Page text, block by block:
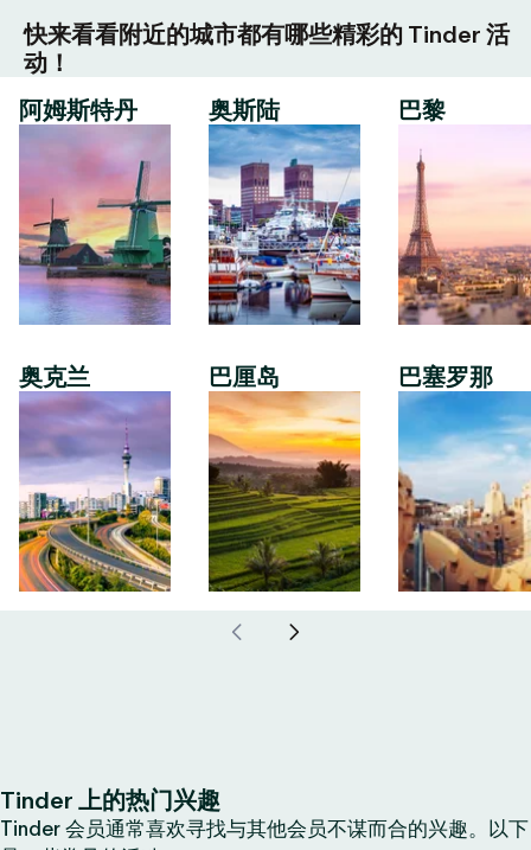
快来看看附近的城市都有哪些精彩的 Tinder 活
动！
阿姆斯特丹
奥克兰
奥斯陆
巴厘岛
巴黎
巴塞罗那
Tinder 上的热门兴趣
Tinder 会员通常喜欢寻找与其他会员不谋而合的兴趣。以下